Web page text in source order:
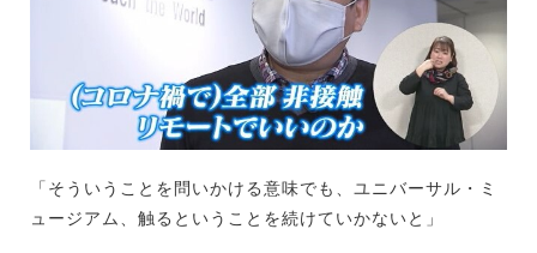
「そういうことを問いかける意味でも、ユニバーサル・ミ
ュージアム、触るということを続けていかないと」